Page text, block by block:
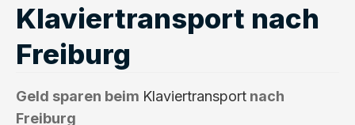
Klaviertransport nach
Freiburg
Geld sparen beim Klaviertransport nach
Freiburg